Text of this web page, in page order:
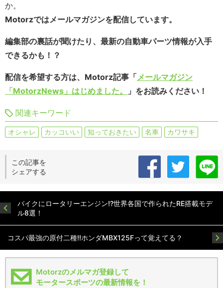
か。
Motorzではメールマガジンを配信しています。
編集部の裏話が聞けたり、最新の自動車パーツ情報が入手
できるかも！？
配信を希望する方は、Motorz記事「メールマガジン
「MotorzNews」はじめました。
」をお読みください！
関連キーワード
オシャレ カッコいい 知っておきたい 名車 カワサキ
この記事を
シェアする
バイクにロータリーエンジン!?世界各国で作られたRE搭載モデ
ル8選！
コスパ最強の原付二種!!ホンダMBX125Fって覚えてる？
Motorzのメルマガ登録して
モータースポーツの最新情報を！